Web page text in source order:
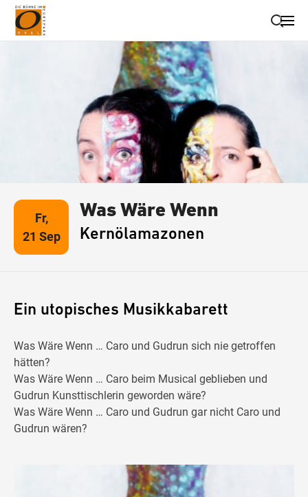
Suche schließen
Wegbeschreibung erhalten
Fr,
21 Sep
Was Wäre Wenn
Kernölamazonen
Ein utopisches Musikkabarett
Was Wäre Wenn … Caro und Gudrun sich nie getroffen
hätten?
Was Wäre Wenn … Caro beim Musical geblieben und
Gudrun Kunsttischlerin geworden wäre?
Was Wäre Wenn … Caro und Gudrun gar nicht Caro und
Gudrun wären?